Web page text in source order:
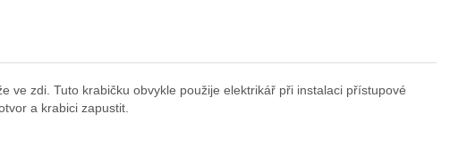
zdi. Tuto krabičku obvykle použije elektrikář při instalaci přístupové
a krabici zapustit.